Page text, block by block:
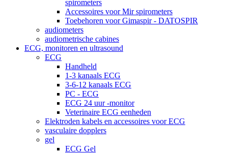
spirometers
Accessoires voor Mir spirometers
Toebehoren voor Gimaspir - DATOSPIR
audiometers
audiometrische cabines
ECG, monitoren en ultrasound
ECG
Handheld
1-3 kanaals ECG
3-6-12 kanaals ECG
PC - ECG
ECG 24 uur -monitor
Veterinaire ECG eenheden
Elektroden kabels en accessoires voor ECG
vasculaire dopplers
gel
ECG Gel